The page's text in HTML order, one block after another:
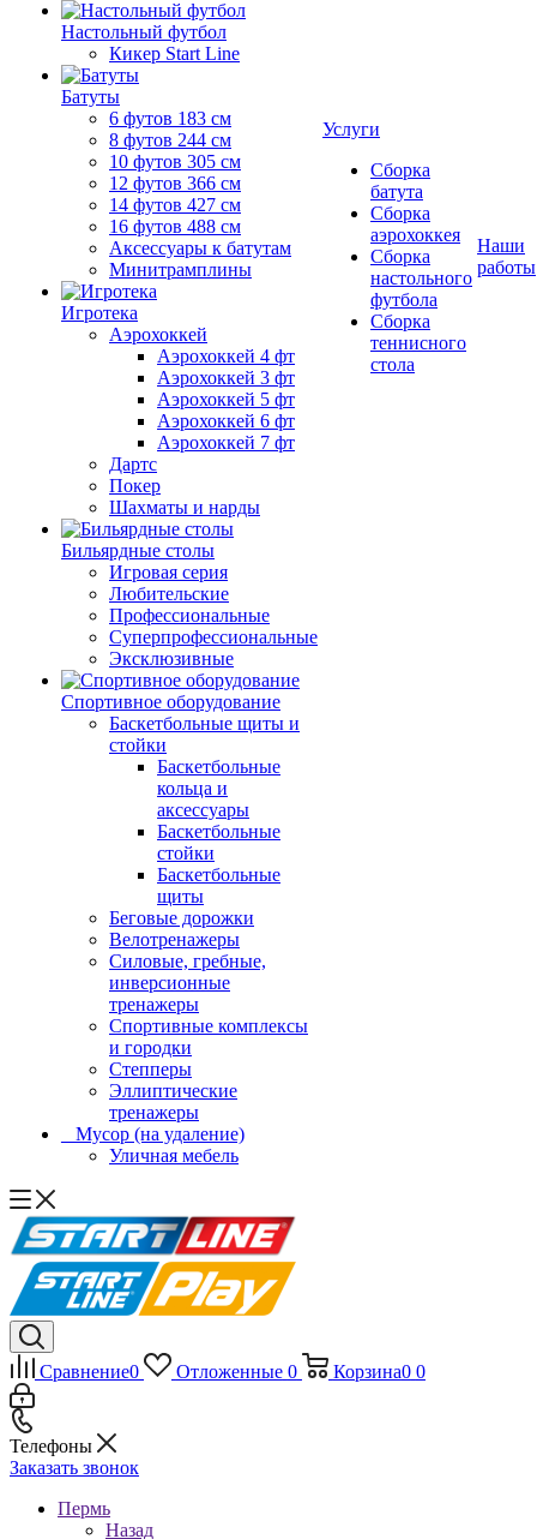
Настольный футбол
Кикер Start Line
Батуты
6 футов 183 см
8 футов 244 см
10 футов 305 см
12 футов 366 см
14 футов 427 см
16 футов 488 см
Аксессуары к батутам
Минитрамплины
Игротека
Аэрохоккей
Аэрохоккей 4 фт
Аэрохоккей 3 фт
Аэрохоккей 5 фт
Аэрохоккей 6 фт
Аэрохоккей 7 фт
Дартс
Покер
Шахматы и нарды
Бильярдные столы
Игровая серия
Любительские
Профессиональные
Суперпрофессиональные
Эксклюзивные
Спортивное оборудование
Баскетбольные щиты и
стойки
Баскетбольные
кольца и
аксессуары
Баскетбольные
стойки
Баскетбольные
щиты
Беговые дорожки
Велотренажеры
Силовые, гребные,
инверсионные
тренажеры
Спортивные комплексы
и городки
Степперы
Эллиптические
тренажеры
_ Мусор (на удаление)
Уличная мебель
Услуги
Сборка
батута
Сборка
аэрохоккея
Сборка
настольного
футбола
Сборка
теннисного
стола
Наши
работы
Сравнение0 Отложенные 0 Корзина0 0
Телефоны
Заказать звонок
Пермь
Назад